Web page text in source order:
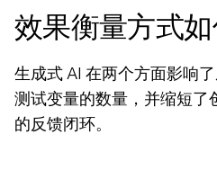
效果衡量方式
生成式 AI 在两个方面影响
测试变量的数量，并缩短了
的反馈闭环。